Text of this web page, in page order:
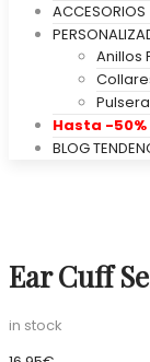
ACCESORIOS
Anillos
Hasta -50%
BLOG
Ear Cuff
in stock